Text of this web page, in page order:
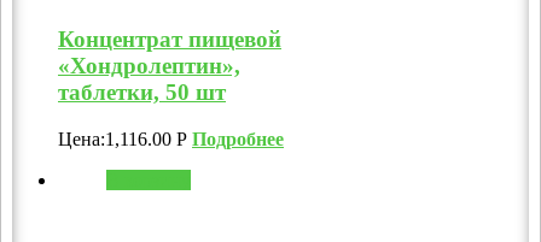
Концентрат пищевой
«Хондролептин»,
таблетки, 50 шт
Цена:1,116.00 Р Подробнее